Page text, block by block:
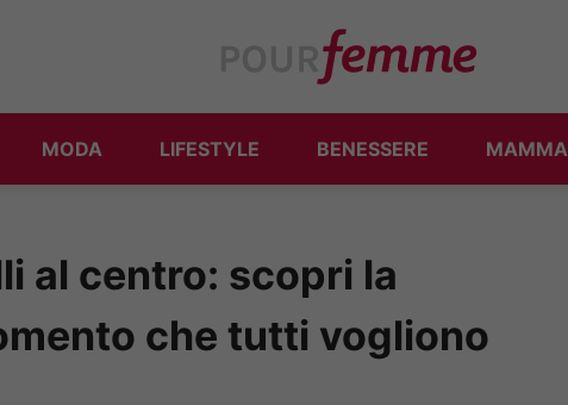
MODA LIFESTYLE BENESSERE MAMMA
al centro: scopri la
che tutti vogliono